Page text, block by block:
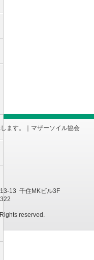
ます。｜マザーソイル協会
13 千住MKビル3F
reserved.